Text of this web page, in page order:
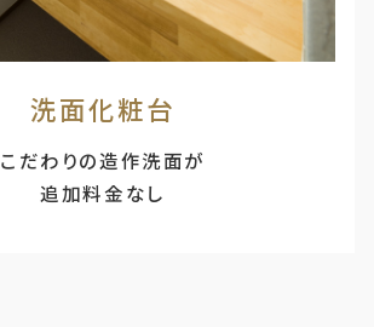
洗面化粧台
こだわりの造作洗面が
追加料金なし